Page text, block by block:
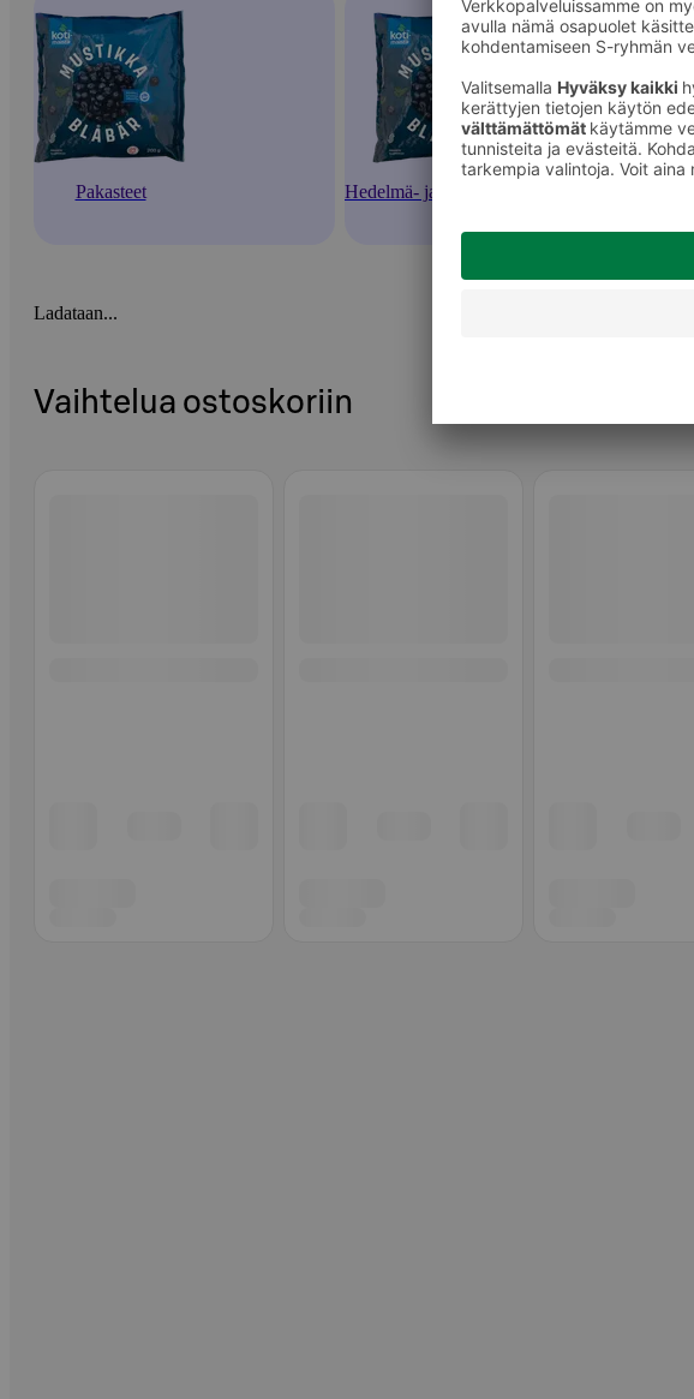
Pakasteet Hedelmä- ja marjapakasteet
Ladataan...
Vaihtelua ostoskoriin